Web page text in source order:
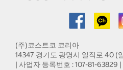
(주)코스트코 코리아
14347 경기도 광명시 일직로 40 (
| 사업자 등록번호 : 107-81-63829